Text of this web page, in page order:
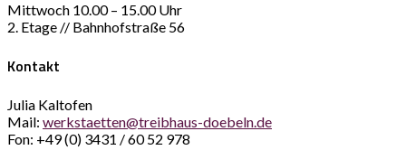
Mittwoch 10.00 – 15.00 Uhr
2. Etage // Bahnhofstraße 56
Kontakt
Julia Kaltofen
Mail: werkstaetten@treibhaus-doebeln.de
Fon: +49 (0) 3431 / 60 52 978